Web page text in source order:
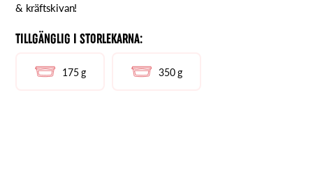
& kräftskivan!
TILLGÄNGLIG I STORLEKARNA:
175 g 350 g